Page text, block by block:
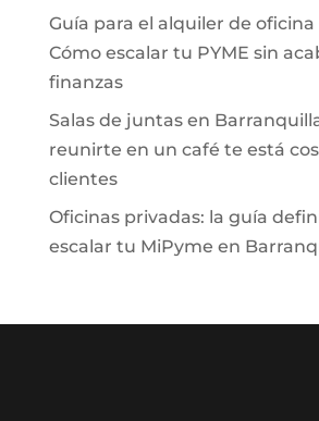
Guía para el alquiler de
Cómo escalar tu PYME sin
finanzas
Salas de juntas en
reunirte en un café te está
clientes
Oficinas privadas: la guía
escalar tu MiPyme en